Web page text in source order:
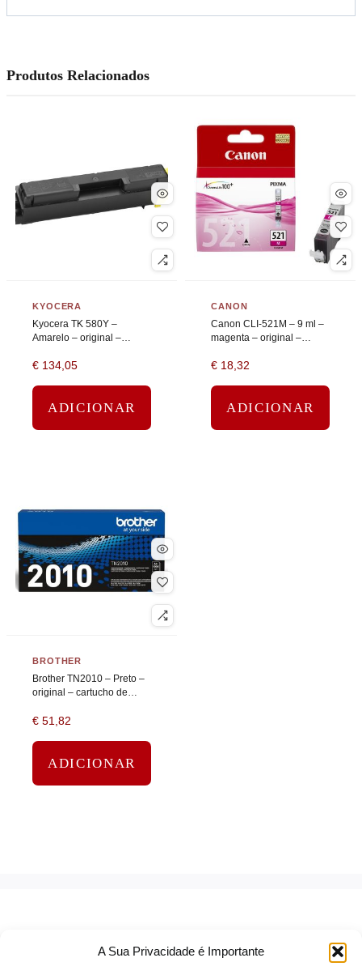
A Sua Privacidade é Importante
Produtos Relacionados
KYOCERA
Kyocera TK 580Y –
Amarelo – original –
€ 134,05
ADICIONAR
CANON
Canon CLI-521M – 9 ml –
magenta – original –
€ 18,32
ADICIONAR
BROTHER
Brother TN2010 – Preto –
original – cartucho de
€ 51,82
ADICIONAR